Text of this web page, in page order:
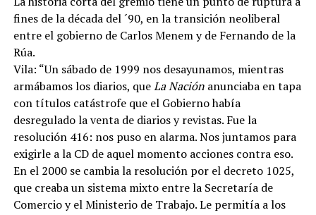
fines de la década del ´90, en la transición neoliberal
entre el gobierno de Carlos Menem y de Fernando de la
Rúa.
Vila: “Un sábado de 1999 nos desayunamos, mientras
armábamos los diarios, queLa Naciónanunciaba en tapa
con títulos catástrofe que el Gobierno había
desregulado la venta de diarios y revistas. Fue la
resolución 416: nos puso en alarma. Nos juntamos para
exigirle a la CD de aquel momento acciones contra eso.
En el 2000 se cambia la resolución por el decreto 1025,
que creaba un sistema mixto entre la Secretaría de
Comercio y el Ministerio de Trabajo. Le permitía a los